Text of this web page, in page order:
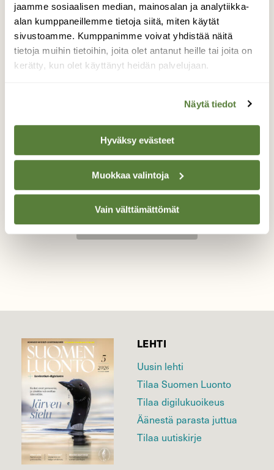
jaamme sosiaalisen median, mainosalan ja analytiikka-
alan kumppaneillemme tietoja siitä, miten käytät
sivustoamme. Kumppanimme voivat yhdistää näitä
tietoja muihin tietoihin, joita olet antanut heille tai joita on
kerätty, kun olet käyttänyt heidän palvelujaan.
Näytä tiedot
Hyväksy evästeet
Muokkaa valintoja
Vain välttämättömät
Suolijärven ulkoilureitin varrella olevassa
metsässä. Nauhotin lintujen ääniä ja kuvailin
kaunista luontoa. Olin keskittynyt
kuvaukseen ja säpsähdin kun huomasin
yllättäen ketun aivan lähelläni. Käänsin
minua tovin surumielisillä silmillään. Siinä
olimme silmätysten noin 10 sekunnin ajan
ennenkuin se lähti jolkottelemaan eteenpäin.
Valokuvaaja: Terhi Pöntinen, Tampere, Hervanta,
Suolijärven ulkoilureitin metsä 21.06.2014
TAKAISIN LISTAAN
LEHTI
Uusin lehti
Tilaa Suomen Luonto
Tilaa digilukuoikeus
Äänestä parasta juttua
Tilaa uutiskirje